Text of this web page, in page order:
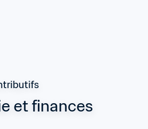
et finances